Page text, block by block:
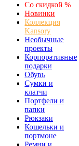
Со скидкой %
Новинки
Коллекция
Kansory
Необычные
проекты
Корпоративные
подарки
Обувь
Сумки и
клатчи
Портфели и
папки
Рюкзаки
Кошельки и
портмоне
Ремни и